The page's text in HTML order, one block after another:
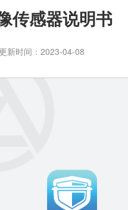
传感器说明书
新时间：2023-04-08